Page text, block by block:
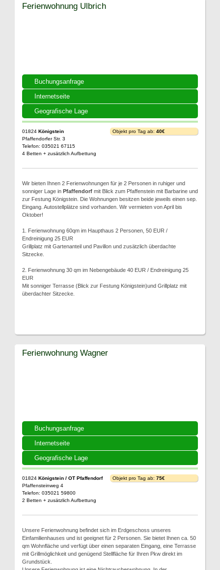
Buchungsanfrage
Internetseite
Geografische Lage
Ferienwohnung Ulbrich
01824 Königstein
Pfaffendorfer Str. 3
Telefon: 035021 67115
4 Betten + zusätzlich Aufbettung
Objekt pro Tag ab: 40€
Wir bieten Ihnen 2 Ferienwohnungen für je 2 Personen in ruhiger und
sonniger Lage in Pfaffendorf mit Blick zum Pfaffenstein mit Barbarine und
zur Festung Königstein. Die Wohnungen besitzen beide jeweils einen sep.
Eingang. Autostellplätze sind vorhanden. Wir vermieten von April bis
Oktober!
1. Ferienwohnung 60qm im Haupthaus 2 Personen, 50 EUR /
Endreinigung 25 EUR
Grillplatz mit Gartenanteil und Pavillon und zusätzlich überdachte
Sitzecke.
2. Ferienwohnung 30 qm im Nebengebäude 40 EUR / Endreinigung 25
EUR
Mit sonniger Terrasse (Blick zur Festung Königstein)und Grillplatz mit
überdachter Sitzecke.
Buchungsanfrage
Internetseite
Geografische Lage
Ferienwohnung Wagner
01824 Königstein / OT Pfaffendorf
Pfaffensteinweg 4
Telefon: 035021 59800
2 Betten + zusätzlich Aufbettung
Objekt pro Tag ab: 75€
Unsere Ferienwohnung befindet sich im Erdgeschoss unseres
Einfamilienhauses und ist geeignet für 2 Personen. Sie bietet Ihnen ca. 50
qm Wohnfläche und verfügt über einen separaten Eingang, eine Terrasse
mit Grillmöglichkeit und genügend Stellfläche für Ihren Pkw direkt im
Grundstück.